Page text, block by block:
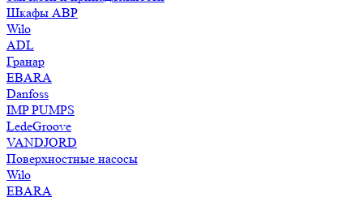
Шкафы АВР
Wilo
ADL
Гранар
EBARA
Danfoss
IMP PUMPS
LedeGroove
VANDJORD
Поверхностные насосы
Wilo
EBARA